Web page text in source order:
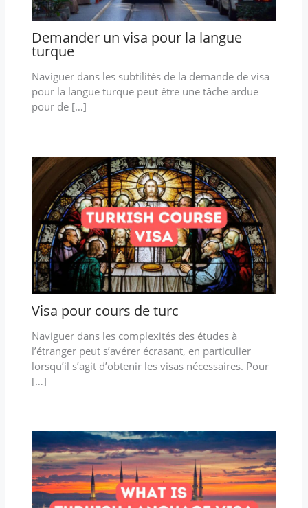
Demander un visa pour la langue
turque
Naviguer dans les subtilités de la demande de visa
pour la langue turque peut être une tâche ardue
pour de […]
Visa pour cours de turc
Naviguer dans les complexités des études à
l’étranger peut s’avérer écrasant, en particulier
lorsqu’il s’agit d’obtenir les visas nécessaires. Pour
[…]